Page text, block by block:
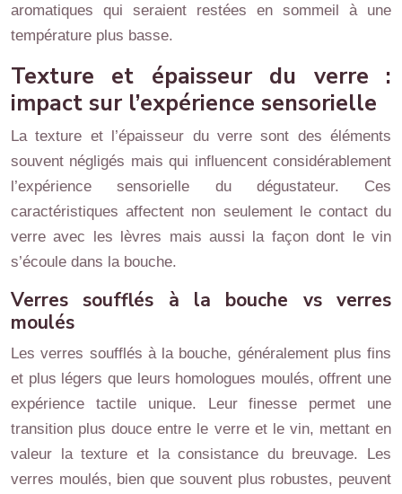
aromatiques qui seraient restées en sommeil à une
température plus basse.
Texture et épaisseur du verre :
impact sur l’expérience sensorielle
La texture et l’épaisseur du verre sont des éléments
souvent négligés mais qui influencent considérablement
l’expérience sensorielle du dégustateur. Ces
caractéristiques affectent non seulement le contact du
verre avec les lèvres mais aussi la façon dont le vin
s’écoule dans la bouche.
Verres soufflés à la bouche vs verres
moulés
Les verres soufflés à la bouche, généralement plus fins
et plus légers que leurs homologues moulés, offrent une
expérience tactile unique. Leur finesse permet une
transition plus douce entre le verre et le vin, mettant en
valeur la texture et la consistance du breuvage. Les
verres moulés, bien que souvent plus robustes, peuvent